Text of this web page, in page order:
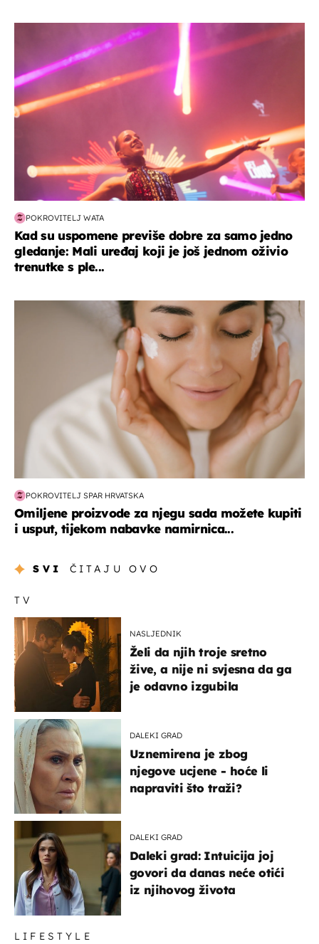
POKROVITELJ WATA
Kad su uspomene previše dobre za samo jedno
gledanje: Mali uređaj koji je još jednom oživio
trenutke s ple...
moda & ljepota
POKROVITELJ SPAR HRVATSKA
Omiljene proizvode za njegu sada možete kupiti
i usput, tijekom nabavke namirnica...
SVI ČITAJU OVO
TV
NASLJEDNIK
Želi da njih troje sretno
žive, a nije ni svjesna da ga
je odavno izgubila
DALEKI GRAD
Uznemirena je zbog
njegove ucjene - hoće li
napraviti što traži?
DALEKI GRAD
Daleki grad: Intuicija joj
govori da danas neće otići
iz njihovog života
LIFESTYLE